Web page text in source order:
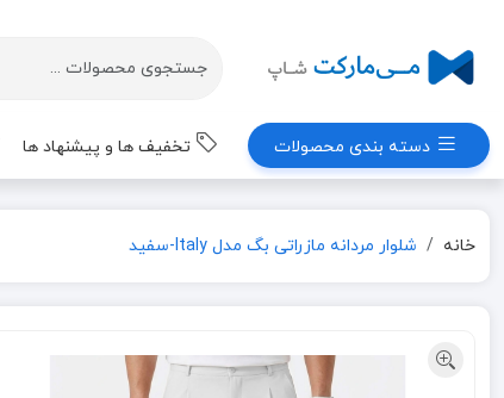
دسته بندی محصولات تخفیف ها و پیشنهاد ها
خانه شلوار مردانه مازراتی بگ مدل Italy-سفید